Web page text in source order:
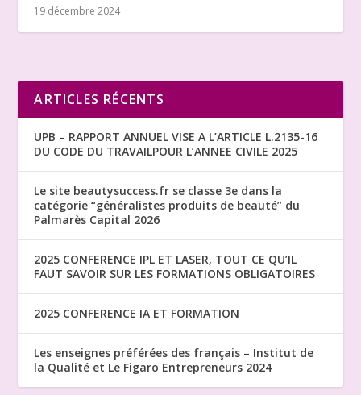
19 décembre 2024
ARTICLES RÉCENTS
UPB – RAPPORT ANNUEL VISE A L’ARTICLE L.2135-16
DU CODE DU TRAVAILPOUR L’ANNEE CIVILE 2025
Le site beautysuccess.fr se classe 3e dans la
catégorie “généralistes produits de beauté” du
Palmarès Capital 2026
2025 CONFERENCE IPL ET LASER, TOUT CE QU’IL
FAUT SAVOIR SUR LES FORMATIONS OBLIGATOIRES
2025 CONFERENCE IA ET FORMATION
Les enseignes préférées des français – Institut de
la Qualité et Le Figaro Entrepreneurs 2024